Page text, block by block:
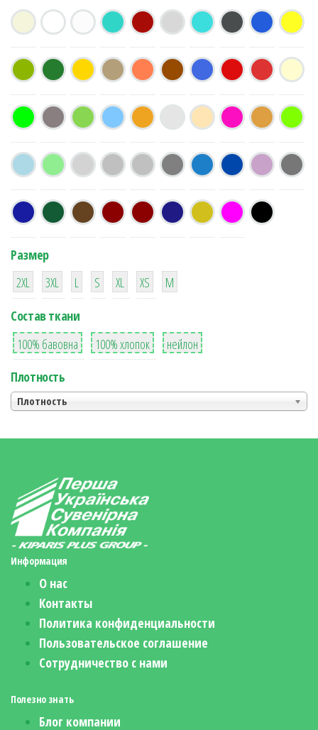
Размер
38
2XL
16
3XL
42
L
42
S
42
XL XS
М
Состав ткани
8
100% бавовна
36
100% хлопок
2
нейлон
Плотность
Плотность
Информация
О нас
Контакты
Политика конфиденциальности
Пользовательское соглашение
Сотрудничество с нами
Полезно знать
Блог компании